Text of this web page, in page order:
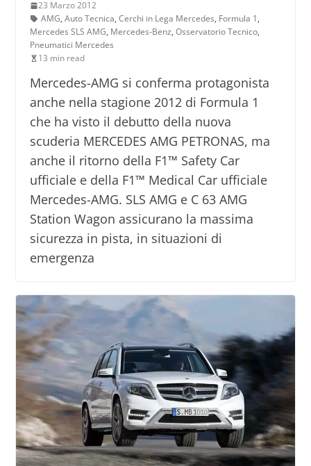
23 Marzo 2012
AMG, Auto Tecnica, Cerchi in Lega Mercedes, Formula 1,
Mercedes SLS AMG, Mercedes-Benz, Osservatorio Tecnico,
Pneumatici Mercedes
13 min read
Mercedes-AMG si conferma protagonista
anche nella stagione 2012 di Formula 1
che ha visto il debutto della nuova
scuderia MERCEDES AMG PETRONAS, ma
anche il ritorno della F1™ Safety Car
ufficiale e della F1™ Medical Car ufficiale
Mercedes-AMG. SLS AMG e C 63 ​​AMG
Station Wagon assicurano la massima
sicurezza in pista, in situazioni di
emergenza